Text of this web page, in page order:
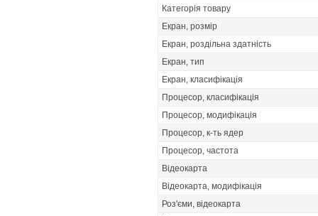
Категорія товару
Екран, розмір
Екран, роздільна здатність
Екран, тип
Екран, класифікація
Процесор, класифікація
Процесор, модифікація
Процесор, к-ть ядер
Процесор, частота
Відеокарта
Відеокарта, модифікація
Роз'єми, відеокарта